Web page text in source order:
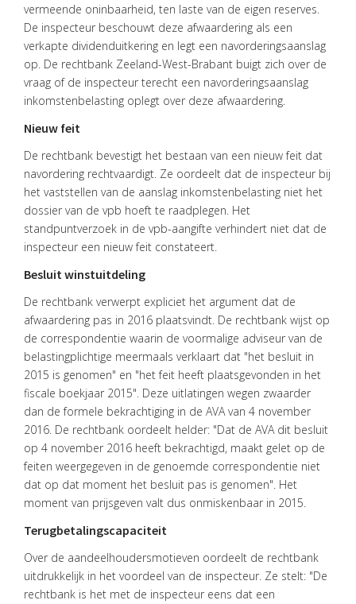
HOME
OVER
ONS
TEAM
ACTUEEL
VACATURES
CONTACT
vermeende oninbaarheid, ten laste van de eigen reserves.
De inspecteur beschouwt deze afwaardering als een
verkapte dividenduitkering en legt een navorderingsaanslag
op. De rechtbank Zeeland-West-Brabant buigt zich over de
vraag of de inspecteur terecht een navorderingsaanslag
inkomstenbelasting oplegt over deze afwaardering.
Nieuw feit
De rechtbank bevestigt het bestaan van een nieuw feit dat
navordering rechtvaardigt. Ze oordeelt dat de inspecteur bij
het vaststellen van de aanslag inkomstenbelasting niet het
dossier van de vpb hoeft te raadplegen. Het
standpuntverzoek in de vpb-aangifte verhindert niet dat de
inspecteur een nieuw feit constateert.
Besluit winstuitdeling
De rechtbank verwerpt expliciet het argument dat de
afwaardering pas in 2016 plaatsvindt. De rechtbank wijst op
de correspondentie waarin de voormalige adviseur van de
belastingplichtige meermaals verklaart dat "het besluit in
2015 is genomen" en "het feit heeft plaatsgevonden in het
fiscale boekjaar 2015". Deze uitlatingen wegen zwaarder
dan de formele bekrachtiging in de AVA van 4 november
2016. De rechtbank oordeelt helder: "Dat de AVA dit besluit
op 4 november 2016 heeft bekrachtigd, maakt gelet op de
feiten weergegeven in de genoemde correspondentie niet
dat op dat moment het besluit pas is genomen". Het
moment van prijsgeven valt dus onmiskenbaar in 2015.
Terugbetalingscapaciteit
Over de aandeelhoudersmotieven oordeelt de rechtbank
uitdrukkelijk in het voordeel van de inspecteur. Ze stelt: "De
rechtbank is het met de inspecteur eens dat een